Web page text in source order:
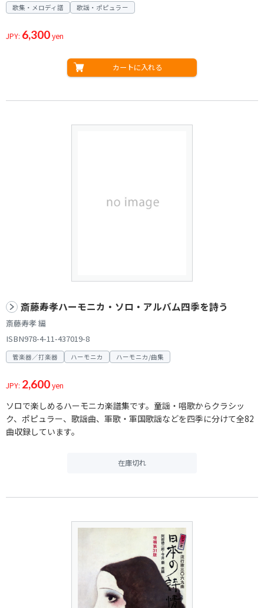
歌集・メロディ譜 歌謡・ポピュラー
JPY: 6,300yen
カートに入れる
斎藤寿孝ハーモニカ・ソロ・アルバム四季を詩う
斎藤寿孝 編
ISBN978-4-11-437019-8
管楽器／打楽器 ハーモニカ ハーモニカ/曲集
JPY: 2,600yen
ソロで楽しめるハーモニカ楽譜集です。童謡・唱歌からクラシッ
ク、ポピュラー、歌謡曲、軍歌・軍国歌謡などを四季に分けて全82
曲収録しています。
在庫切れ